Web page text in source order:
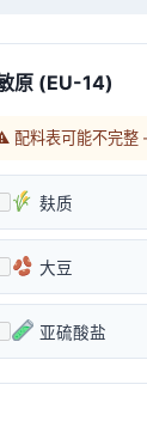
原 (EU-14)
配料表可能不完整
麸质
大豆
亚硫酸盐